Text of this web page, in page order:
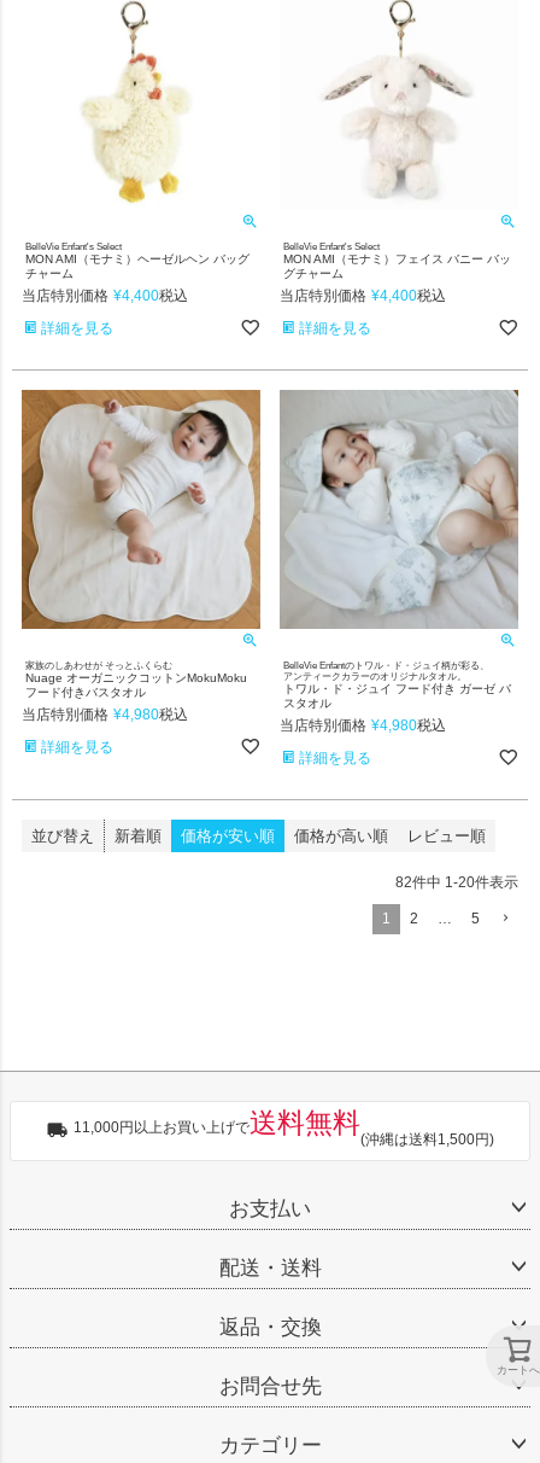
BelleVie Enfant's Select
MON AMI（モナミ）ヘーゼルヘン バッグ
チャーム
当店特別価格 ¥4,400税込
詳細を見る
BelleVie Enfant's Select
MON AMI（モナミ）フェイス バニー バッ
グチャーム
当店特別価格 ¥4,400税込
詳細を見る
家族のしあわせが そっとふくらむ
Nuage オーガニックコットンMokuMoku
フード付きバスタオル
当店特別価格 ¥4,980税込
詳細を見る
BelleVie Enfantのトワル・ド・ジュイ柄が彩る、
アンティークカラーのオリジナルタオル。
トワル・ド・ジュイ フード付き ガーゼ バ
スタオル
当店特別価格 ¥4,980税込
詳細を見る
並び替え 新着順 価格が安い順 価格が高い順 レビュー順
82件中 1 -20件表示
1 2 5
カートへ
11,000円以上お買い上げで送料無料
(沖縄は送料1,500円)
お支払い
配送・送料
返品・交換
お問合せ先
カテゴリー